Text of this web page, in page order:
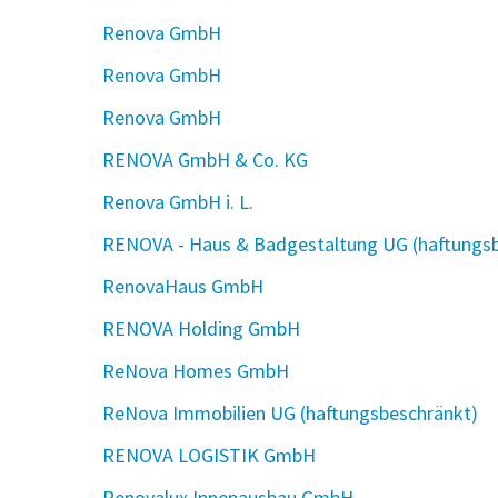
Renova GmbH
Renova GmbH
Renova GmbH
RENOVA GmbH & Co. KG
Renova GmbH i. L.
RENOVA - Haus & Badgestaltung UG
RenovaHaus GmbH
RENOVA Holding GmbH
ReNova Homes GmbH
ReNova Immobilien UG (haftungsbeschränkt)
RENOVA LOGISTIK GmbH